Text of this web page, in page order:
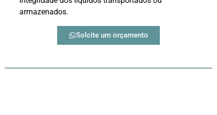
armazenados.
Solcite um orçamento